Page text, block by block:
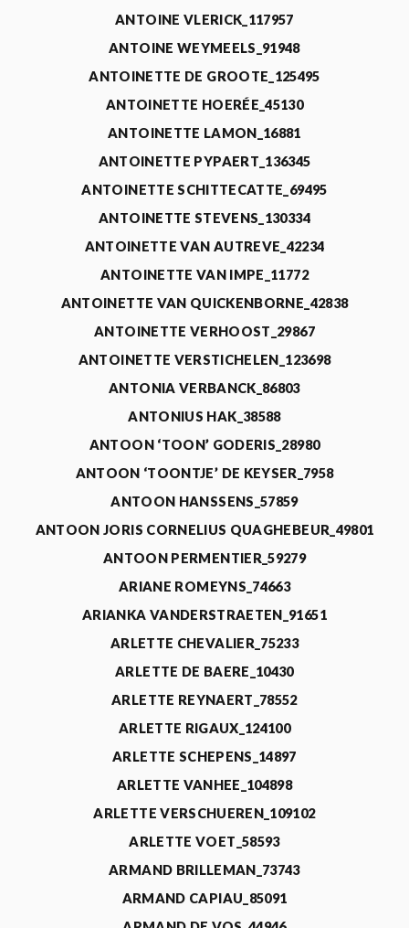
ANTOINE VLERICK_117957
ANTOINE WEYMEELS_91948
ANTOINETTE DE GROOTE_125495
ANTOINETTE HOERÉE_45130
ANTOINETTE LAMON_16881
ANTOINETTE PYPAERT_136345
ANTOINETTE SCHITTECATTE_69495
ANTOINETTE STEVENS_130334
ANTOINETTE VAN AUTREVE_42234
ANTOINETTE VAN IMPE_11772
ANTOINETTE VAN QUICKENBORNE_42838
ANTOINETTE VERHOOST_29867
ANTOINETTE VERSTICHELEN_123698
ANTONIA VERBANCK_86803
ANTONIUS HAK_38588
ANTOON ‘TOON’ GODERIS_28980
ANTOON ‘TOONTJE’ DE KEYSER_7958
ANTOON HANSSENS_57859
ANTOON JORIS CORNELIUS QUAGHEBEUR_49801
ANTOON PERMENTIER_59279
ARIANE ROMEYNS_74663
ARIANKA VANDERSTRAETEN_91651
ARLETTE CHEVALIER_75233
ARLETTE DE BAERE_10430
ARLETTE REYNAERT_78552
ARLETTE RIGAUX_124100
ARLETTE SCHEPENS_14897
ARLETTE VANHEE_104898
ARLETTE VERSCHUEREN_109102
ARLETTE VOET_58593
ARMAND BRILLEMAN_73743
ARMAND CAPIAU_85091